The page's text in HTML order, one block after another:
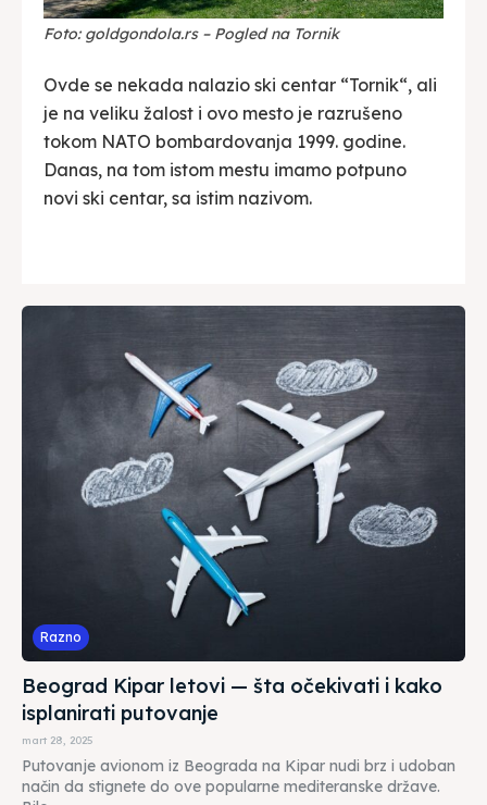
Foto: goldgondola.rs – Pogled na Tornik
Ovde se nekada nalazio ski centar “Tornik“, ali
je na veliku žalost i ovo mesto je razrušeno
tokom NATO bombardovanja 1999. godine.
Danas, na tom istom mestu imamo potpuno
novi ski centar, sa istim nazivom.
Razno
Beograd Kipar letovi — šta očekivati i kako
isplanirati putovanje
mart 28, 2025
Putovanje avionom iz Beograda na Kipar nudi brz i udoban
način da stignete do ove popularne mediteranske države.